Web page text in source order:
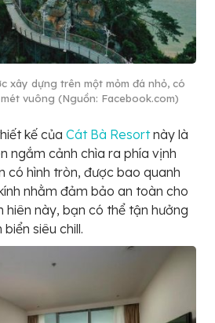
xây dựng trên một mỏm đá nhỏ, có
vuông (Nguồn: Facebook.com)
kế của Cát Bà Resortnày là
ngắm cảnh chìa ra phía vịnh
có hình tròn, được bao quanh
nhằm đảm bảo an toàn cho
hiên này, bạn có thể tận hưởng
siêu chill.